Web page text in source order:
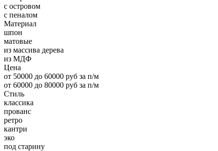
с островом
с пеналом
Материал
шпон
матовые
из массива дерева
из МДФ
Цена
от 50000 до 60000 руб за п/м
от 60000 до 80000 руб за п/м
Стиль
классика
прованс
ретро
кантри
эко
под старину